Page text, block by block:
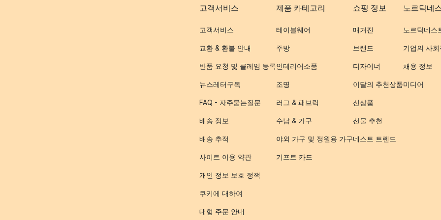
고객서비스
고객서비스
교환 & 환불 안내
반품 요청 및 클레임 등록
뉴스레터구독
FAQ - 자주묻는질문
배송 정보
배송 추적
사이트 이용 약관
개인 정보 보호 정책
쿠키에 대하여
대형 주문 안내
제품 카테고리
테이블웨어
주방
인테리어소품
조명
러그 & 패브릭
수납 & 가구
야외 가구 및 정원용 가구
기프트 카드
쇼핑 정보
매거진
브랜드
디자이너
이달의 추천상품
신상품
선물 추천
네스트 트렌드
노르딕네
노르딕네스
기업의 사회
채용 정보
미디어